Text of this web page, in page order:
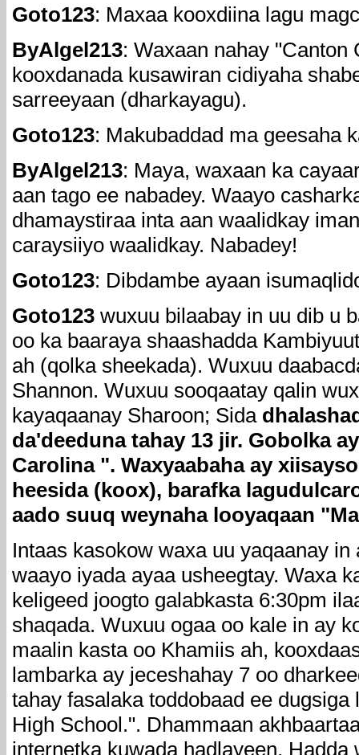
Goto123: Maxaa kooxdiina lagu
ByAlgel213: Waxaan nahay "Canton
kooxdanada kusawiran cidiyaha
sarreeyaan (dharkayagu).
Goto123: Makubaddad ma geesaha
ByAlgel213: Maya, waxaan ka
aan tago ee nabadey. Waayo
dhamaystiraa inta aan waalidkay
caraysiiyo waalidkay. Nabadey!
Goto123: Dibdambe ayaan
Goto123 wuxuu bilaabay in uu dib u
oo ka baaraya shaashadda
ah (qolka sheekada). Wuxuu
Shannon. Wuxuu sooqaatay qalin
kayaqaanay Sharoon; Sida
da'deeduna tahay 13 jir. Gobolka
Carolina ". Waxyaabaha ay
heesida (koox), barafka
aado suuq weynaha looyaqaan
Intaas kasokow waxa uu yaqaanay
waayo iyada ayaa usheegtay. Waxa
keligeed joogto galabkasta 6:30pm
shaqada. Wuxuu ogaa oo kale in ay
maalin kasta oo Khamiis ah,
lambarka ay jeceshahay 7 oo
tahay fasalaka toddobaad ee
High School.". Dhammaan
internetka kuwada hadlayeen.